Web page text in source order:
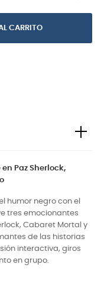
CARRITO
Paz Sherlock,
humor negro con el
tres emocionantes
Cabaret Mortal y
de las historias
interactiva, giros
en grupo.